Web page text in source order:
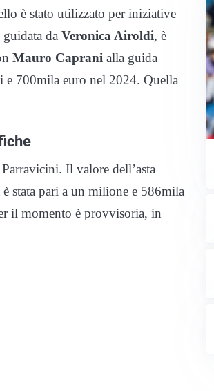
è stato utilizzato per iniziative
da Veronica Airoldi, è
Mauro Caprani alla guida
e 700mila euro nel 2024. Quella
Il valore dell’asta
stata pari a un milione e 586mila
il momento è provvisoria, in